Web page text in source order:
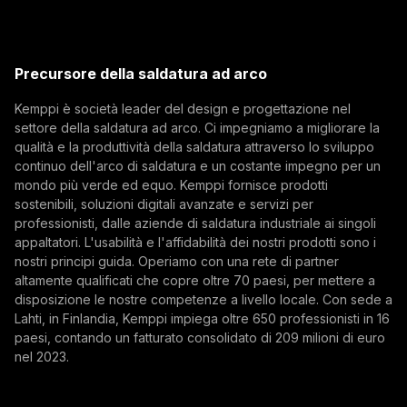
(opens in a new tab)
Iscrivendosi alla nostra newsletter si accetta di
ricevere e-mail da Kemppi.
Precursore della saldatura ad arco
Kemppi è società leader del design e progettazione nel
settore della saldatura ad arco. Ci impegniamo a migliorare la
qualità e la produttività della saldatura attraverso lo sviluppo
continuo dell'arco di saldatura e un costante impegno per un
mondo più verde ed equo. Kemppi fornisce prodotti
sostenibili, soluzioni digitali avanzate e servizi per
professionisti, dalle aziende di saldatura industriale ai singoli
appaltatori. L'usabilità e l'affidabilità dei nostri prodotti sono i
nostri principi guida. Operiamo con una rete di partner
altamente qualificati che copre oltre 70 paesi, per mettere a
disposizione le nostre competenze a livello locale. Con sede a
Lahti, in Finlandia, Kemppi impiega oltre 650 professionisti in 16
paesi, contando un fatturato consolidato di 209 milioni di euro
nel 2023.